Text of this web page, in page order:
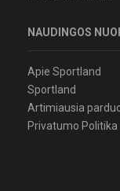
NAUDINGOS
Apie Sportland
Sportland
Artimiausia
Privatumo Politika